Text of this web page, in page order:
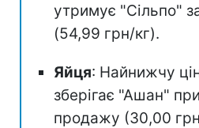
утримує "Сільпо"
(54,99 грн/кг).
Яйця: Найнижчу
зберігає "Ашан"
продажу (30,00